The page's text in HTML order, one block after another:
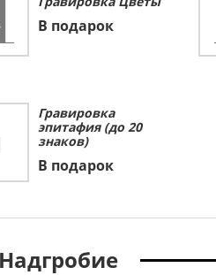
В подарок
Гравировка
эпитафия (до 20
знаков)
В подарок
Надгробие